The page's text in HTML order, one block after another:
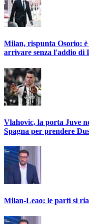
Milan, rispunta Osorio:
arrivare senza l'addio di
Vlahovic, la porta Juve
Spagna per prendere
Milan-Leao: le parti si